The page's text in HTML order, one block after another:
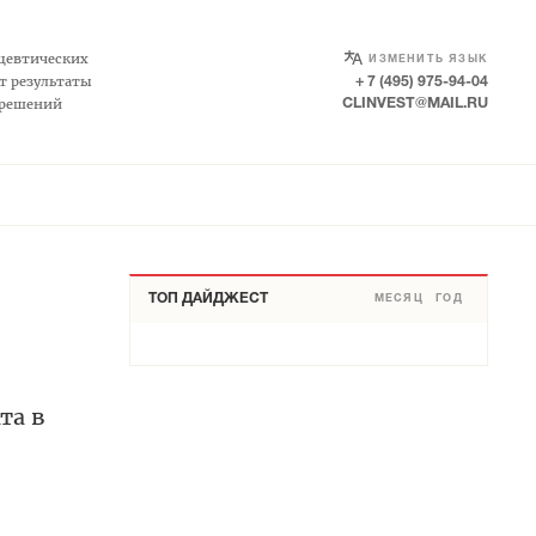
результаты
ИЗМЕНИТЬ ЯЗЫК
SELECT LANGUAGE
+ 7 (495) 975-94-04
CLINVEST@MAIL.RU
в
ТОП ДАЙДЖЕСТ МЕСЯЦ ГОД